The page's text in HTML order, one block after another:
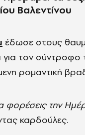
Βαλεντίνου
έδωσε στους
για τον σύντροφο
ρομαντική
φορέσεις την
καρδούλες.